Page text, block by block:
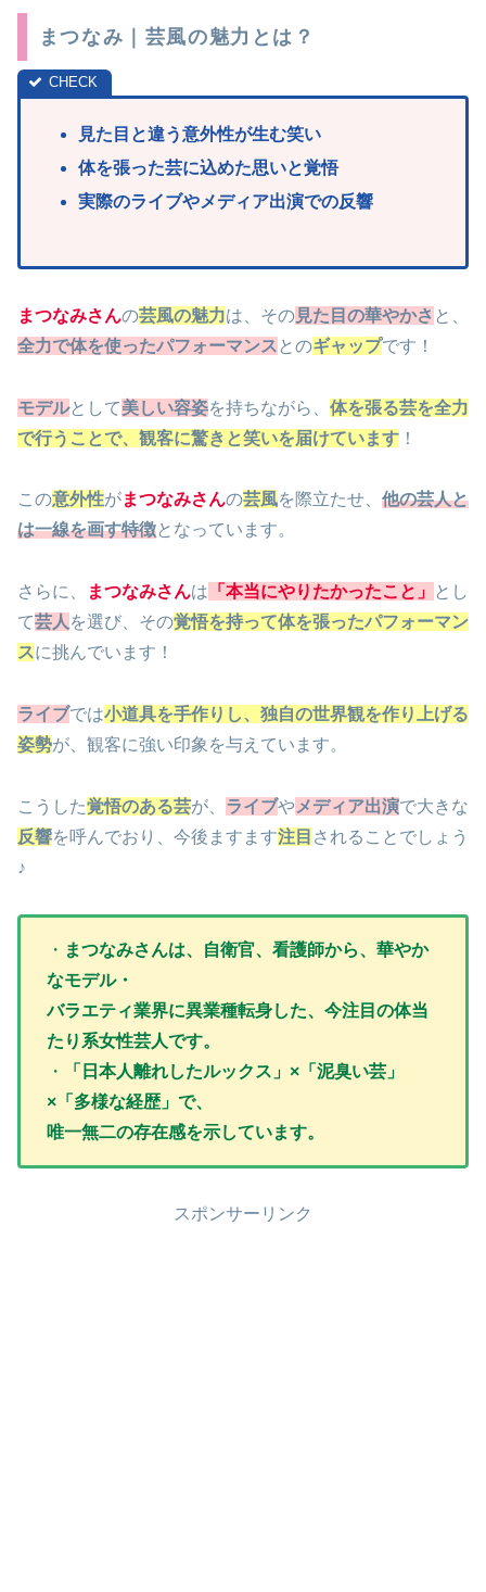
まつなみ｜芸風の魅力とは？
見た目と違う意外性が生む笑い
体を張った芸に込めた思いと覚悟
実際のライブやメディア出演での反響
まつなみさんの芸風の魅力は、その見た目の華やかさ と、
全力で体を使ったパフォーマンス とのギャップです！
モデルとして美しい容姿を持ちながら、 体を張る芸を全力
で行うことで、観客に驚きと笑いを届けています ！
この意外性がまつなみさんの芸風を際立たせ、 他の芸人と
は一線を画す特徴となっています。
さらに、 まつなみさんは 「本当にやりたかったこと」
とし
て芸人 を選び、その覚悟を持って体を張ったパフォーマン
スに挑んでいます！
ライブでは小道具を手作りし、独自の世界観を作り上げる
姿勢が、観客に強い印象を与えています。
こうした覚悟のある芸が、 ライブやメディア出演で大きな
反響を呼んでおり、今後ますます注目 されることでしょう
♪
・ まつなみさんは、自衛官、看護師から、華やか
なモデル・
バラエティ業界に異業種転身した、今注目の体当
たり系女性芸人です。
・
「日本人離れしたルックス」×「泥臭い芸」
×「多様な経歴」で、
唯一無二の存在感を示しています。
スポンサーリンク